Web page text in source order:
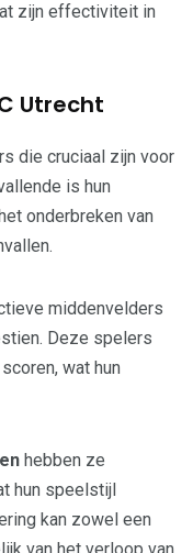
zijn effectiviteit in
Utrecht
die cruciaal zijn voor
is hun
onderbreken van
middenvelders
Deze spelers
wat hun
hebben ze
hun speelstijl
kan zowel een